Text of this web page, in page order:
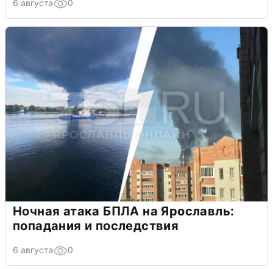
6 августа 0
Ночная атака БПЛА на Ярославль:
попадания и последствия
6 августа 0